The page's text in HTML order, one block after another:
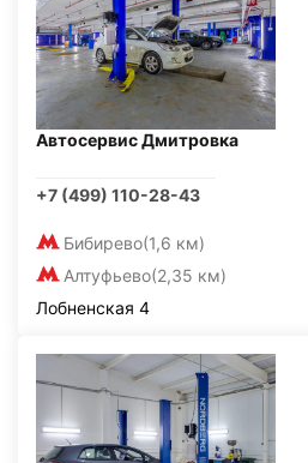
Автосервис Дмитровка
+7 (499) 110-28-43
Бибирево(1,6 км)
Алтуфьево(2,35 км)
Лобненская 4